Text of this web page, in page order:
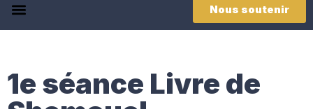
Nous soutenir
1e séance Livre de